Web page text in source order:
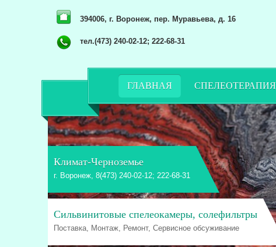
394006, г. Воронеж, пер. Муравьева, д. 16
тел.(473) 240-02-12; 222-68-31
ГЛАВНАЯ СПЕЛЕОТЕРАПИЯ
Климат-Черноземье
г. Воронеж, 8(473) 240-02-12; 222-68-31
Сильвинитовые спелеокамеры, солефильтры
Поставка, Монтаж, Ремонт, Сервисное обсуживание